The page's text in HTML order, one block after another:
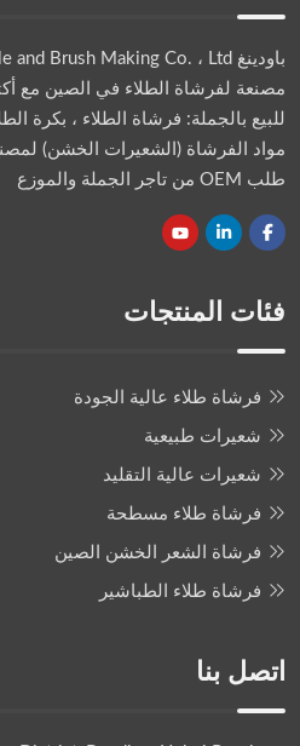
باودينغ Yingtesheng Bristle and Brush Making Co. ، Ltd.
للبيع بالجملة: فرشاة الطلاء ، بكرة
مواد الفرشاة (الشعيرات الخشن)
طلب OEM من تاجر الجملة والموزع
فئات المنتجات
فرشاة طلاء عالية الجودة
شعيرات طبيعية
شعيرات عالية التقليد
فرشاة طلاء مسطحة
فرشاة الشعر الخشن الصين
فرشاة طلاء الطباشير
اتصل بنا